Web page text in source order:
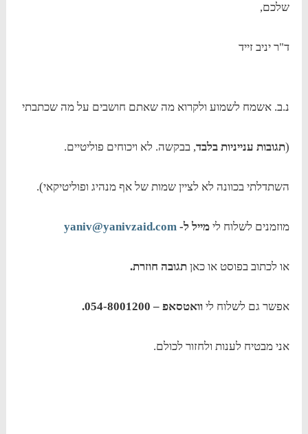
שלכם,
ד"ר יניב זייד
נ.ב. אשמח לשמוע ולקרוא מה שאתם חושבים על מה שכתבתי
(תגובות ענייניות בלבד, בבקשה. לא ויכוחים פוליטיים.
השתדלתי בכוונה לא לציין שמות של אף מנהיג ופוליטיקאי).
מוזמנים לשלוח לימייל ל-yaniv@yanivzaid.com
או לכתוב בפוסט או כאן תגובה חוזרת.
אפשר גם לשלוח לי וואטסאפ – 054-8001200.
אני מבטיח לענות ולחזור לכולם.